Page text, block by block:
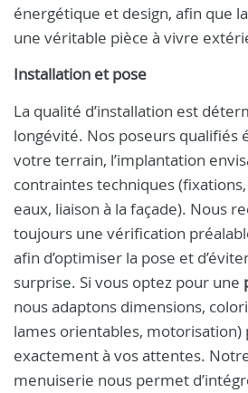
énergétique et design, afin que
une véritable pièce à vivre
Installation et pose
La qualité d’installation est
longévité. Nos poseurs qualifiés
votre terrain, l’implantation
contraintes techniques
eaux, liaison à la façade). Nous
toujours une vérification
afin d’optimiser la pose et
surprise. Si vous optez pour une
nous adaptons dimensions,
lames orientables,
exactement à vos attentes.
menuiserie nous permet